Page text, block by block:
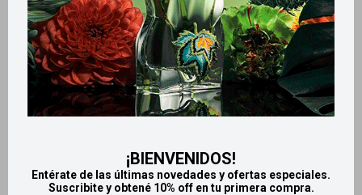
¡BIENVENIDOS!
Entérate de las últimas novedades y ofertas especiales.
Suscribite y obtené 10% off en tu primera compra.
Productos que te pueden interesar